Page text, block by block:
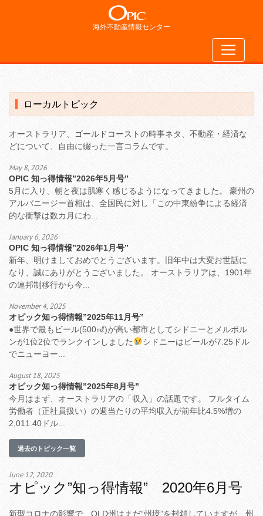
海外不動産情報センター
ローカルトピック
オーストラリア、ゴールドコーストの時事ネタ、不動産・経済な
どについて、自由に綴った一言コラムです。
May 8, 2026
OPIC 知っ得情報”2026年5月号”
5月に入り、朝と夜は肌寒く感じるようになってきました。 豪州の
アルバニージー首相は、全国民に対し「この中東紛争による経済
的な衝撃は数カ月にわ...
January 6, 2026
OPIC 知っ得情報”2026年1月号”
新年、明けましておめでとうございます。旧年中は大変お世話に
なり、誠にありがとうございました。 オーストラリアは、1901年
の連邦制移行から今...
November 4, 2025
オピック知っ得情報”2025年11月号”
●世界で最もビール(500㎖)が高い都市としてシドニーとメルボル
ンが1位2位でランクインしました
シドニーはビールが7.25ドル
でニューヨー...
August 18, 2025
オピック知っ得情報”2025年8月号”
今月はまず、オーストラリアの「収入」の話題です。 フルタイム
労働者（正社員扱い）の週当たりの平均収入が前年比4.5%増の
2,011.40ドル...
過去のトピック一覧
June 12, 2020
オピック”知っ得情報” 2020年6月号
新型コロナの影響で、QLD州はまだ“州境”を封鎖していますが、州